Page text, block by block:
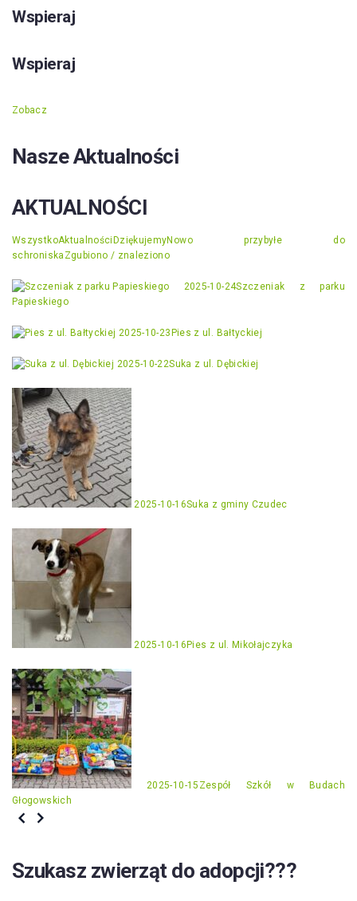
Wspieraj
Wspieraj
Zobacz
Nasze Aktualności
AKTUALNOŚCI
WszystkoAktualności DziękujemyNowo przybyłe do
schroniska Zgubiono / znaleziono
2025-10-24Szczeniak z parku
Papieskiego
2025-10-23 Pies z ul. Bałtyckiej
2025-10-22Suka z ul. Dębickiej
2025-10-16Suka z gminy Czudec
2025-10-16 Pies z ul. Mikołajczyka
2025-10-15 Zespół Szkół w Budach
Głogowskich
Szukasz zwierząt do adopcji???